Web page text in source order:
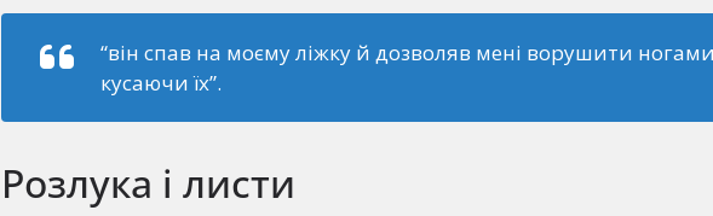
“він спав на моєму ліжку й дозволяв мені ворушити
кусаючи їх”.
Розлука і листи